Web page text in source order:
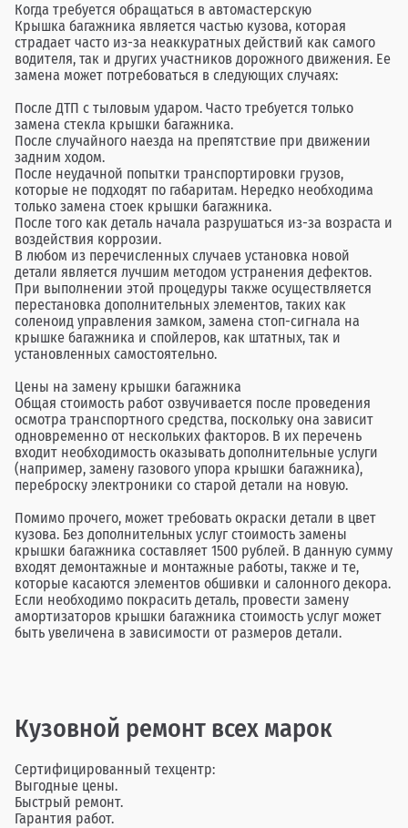
Когда требуется обращаться в автомастерскую
Крышка багажника является частью кузова, которая
страдает часто из-за неаккуратных действий как самого
водителя, так и других участников дорожного движения. Ее
замена может потребоваться в следующих случаях:
После ДТП с тыловым ударом. Часто требуется только
замена стекла крышки багажника.
После случайного наезда на препятствие при движении
задним ходом.
После неудачной попытки транспортировки грузов,
которые не подходят по габаритам. Нередко необходима
только замена стоек крышки багажника.
После того как деталь начала разрушаться из-за возраста и
воздействия коррозии.
В любом из перечисленных случаев установка новой
детали является лучшим методом устранения дефектов.
При выполнении этой процедуры также осуществляется
перестановка дополнительных элементов, таких как
соленоид управления замком, замена стоп-сигнала на
крышке багажника и спойлеров, как штатных, так и
установленных самостоятельно.
Цены на замену крышки багажника
Общая стоимость работ озвучивается после проведения
осмотра транспортного средства, поскольку она зависит
одновременно от нескольких факторов. В их перечень
входит необходимость оказывать дополнительные услуги
(например, замену газового упора крышки багажника),
переброску электроники со старой детали на новую.
Помимо прочего, может требовать окраски детали в цвет
кузова. Без дополнительных услуг стоимость замены
крышки багажника составляет 1500 рублей. В данную сумму
входят демонтажные и монтажные работы, также и те,
которые касаются элементов обшивки и салонного декора.
Если необходимо покрасить деталь, провести замену
амортизаторов крышки багажника стоимость услуг может
быть увеличена в зависимости от размеров детали.
Кузовной ремонт всех марок
Сертифицированный техцентр:
Выгодные цены.
Быстрый ремонт.
Гарантия работ.